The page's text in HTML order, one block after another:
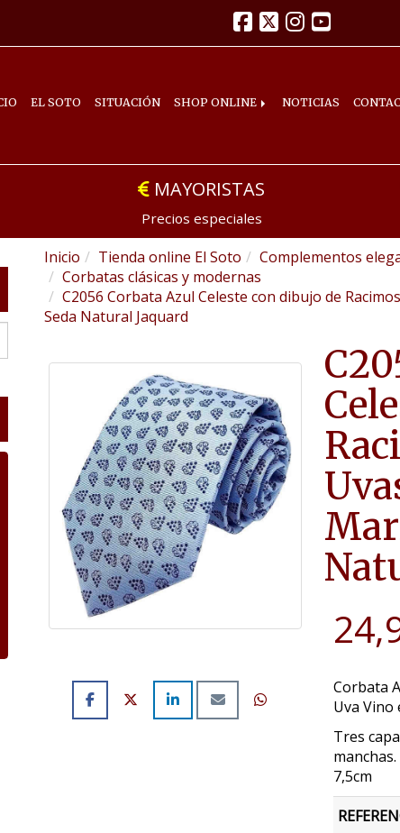
EL SOTO SITUACIÓN SHOP ONLINE NOTICIAS
MAYORISTAS
Precios especiales
Inicio Tienda online El Soto
Complementos
Corbatas clásicas y modernas
C2056 Corbata Azul Celeste con dibujo de
Seda Natural Jaquard
Corbata
Uva Vino
Tres
7,5cm